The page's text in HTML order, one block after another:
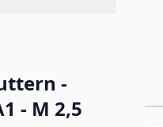
-
- M 2,5